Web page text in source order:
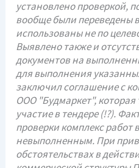
установлено проверкой,
вообще были переведены
использованы не по
Выявлено также и
документов на
для выполнения
заключил соглашение с
ООО "Будмаркет",
участие в тендере (!?).
проверки комплекс работ
невыполненным. При
обстоятельствах в